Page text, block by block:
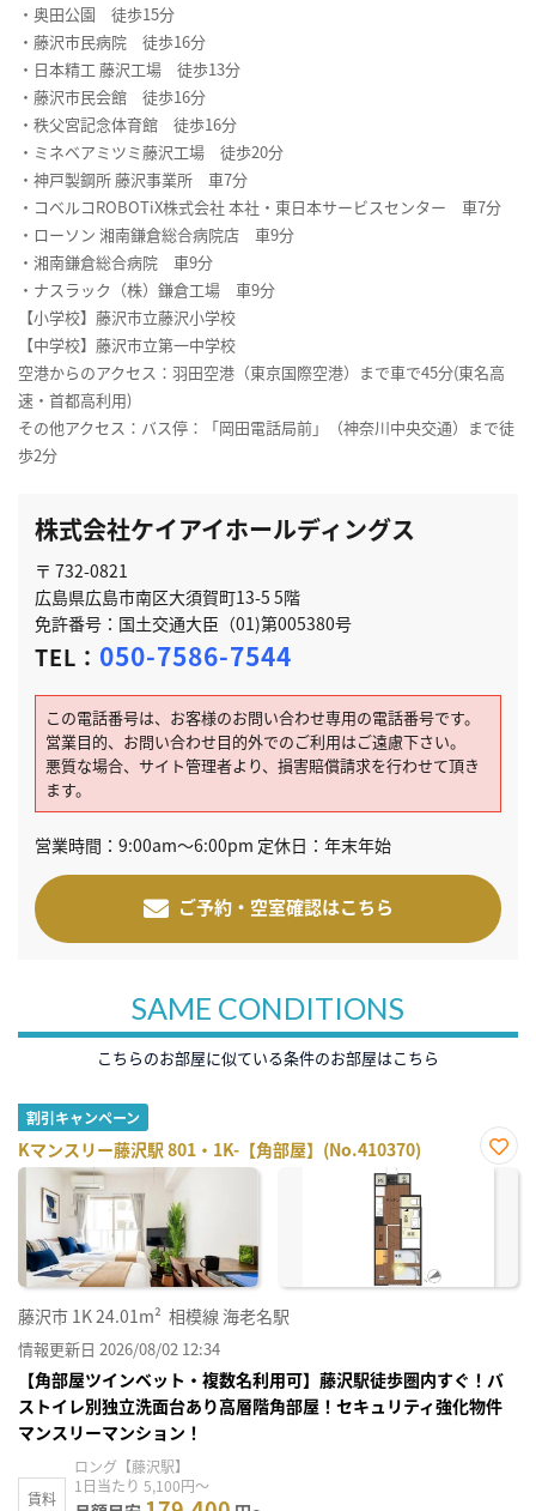
・奥田公園 徒歩15分
・藤沢市民病院 徒歩16分
・日本精工 藤沢工場 徒歩13分
・藤沢市民会館 徒歩16分
・秩父宮記念体育館 徒歩16分
・ミネベアミツミ藤沢工場 徒歩20分
・神戸製鋼所 藤沢事業所 車7分
・コベルコROBOTiX株式会社 本社・東日本サービスセンター 車7分
・ローソン 湘南鎌倉総合病院店 車9分
・湘南鎌倉総合病院 車9分
・ナスラック（株）鎌倉工場 車9分
【小学校】藤沢市立藤沢小学校
【中学校】藤沢市立第一中学校
空港からのアクセス：羽田空港（東京国際空港）まで車で45分(東名高
速・首都高利用)
その他アクセス：バス停：「岡田電話局前」（神奈川中央交通）まで徒
歩2分
株式会社ケイアイホールディングス
〒 732-0821
広島県広島市南区大須賀町13-5 5階
免許番号：国土交通大臣（01)第005380号
TEL： 050-7586-7544
この電話番号は、お客様のお問い合わせ専用の電話番号です。
営業目的、お問い合わせ目的外でのご利用はご遠慮下さい。
悪質な場合、サイト管理者より、損害賠償請求を行わせて頂き
ます。
営業時間：9:00am～6:00pm 定休日：年末年始
ご予約・空室確認はこちら
SAME CONDITIONS
こちらのお部屋に似ている条件のお部屋はこちら
割引キャンペーン
Kマンスリー藤沢駅 801・1K-【角部屋】(No.410370)
お気
藤沢市 1K24.01m² 相模線 海老名駅
情報更新日 2026/08/02 12:34
【角部屋ツインベット・複数名利用可】藤沢駅徒歩圏内すぐ！バ
ストイレ別独立洗面台あり高層階角部屋！セキュリティ強化物件
マンスリーマンション！
賃料
ロング【藤沢駅】
1日当たり 5,100円～